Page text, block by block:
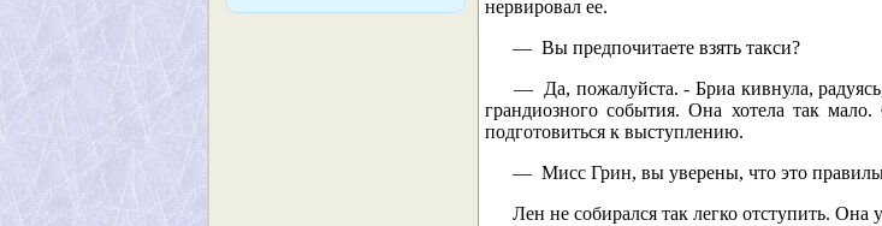
нервировал ее.
— Вы предпочитаете взять такси?
— Да, пожалуйста. - Бриа кивнула,
грандиозного события. Она хотела так
подготовиться к выступлению.
— Мисс Грин, вы уверены, что это
Лен не собирался так легко отступить.